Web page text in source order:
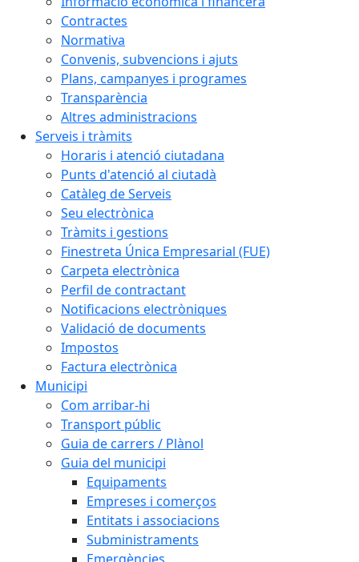
Contractes
Normativa
Convenis, subvencions i ajuts
Plans, campanyes i programes
Transparència
Altres administracions
Serveis i tràmits
Horaris i atenció ciutadana
Punts d'atenció al ciutadà
Catàleg de Serveis
Seu electrònica
Tràmits i gestions
Finestreta Única Empresarial (FUE)
Carpeta electrònica
Perfil de contractant
Notificacions electròniques
Validació de documents
Impostos
Factura electrònica
Municipi
Com arribar-hi
Transport públic
Guia de carrers / Plànol
Guia del municipi
Equipaments
Empreses i comerços
Entitats i associacions
Subministraments